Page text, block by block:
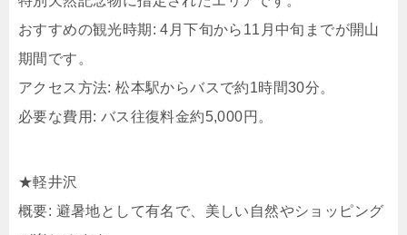
おすすめの観光時期: 4月下旬から11月中旬までが開山
期間です。​
アクセス方法: 松本駅からバスで約1時間30分。​
必要な費用: バス往復料金約5,000円。​
★軽井沢
概要: 避暑地として有名で、美しい自然やショッピング